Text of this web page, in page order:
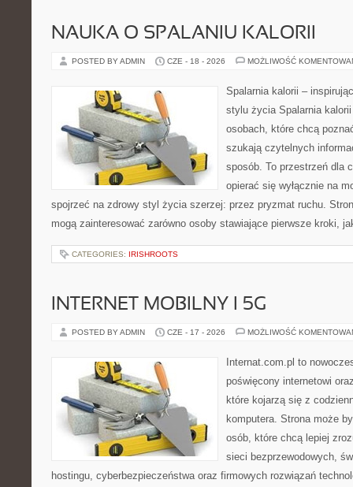
NAUKA O SPALANIU KALORII
POSTED BY ADMIN CZE - 18 - 2026 MOŻLIWOŚĆ
Spalarnia kalorii –
stylu życia Spalarnia
osobach, które chcą
szukają czytelnych
sposób. To przestrzeń dla
opierać się wyłącznie na
spojrzeć na zdrowy styl życia szerzej: przez pryzmat ruchu.
mogą zainteresować zarówno osoby stawiające pierwsze kroki,
CATEGORIES: IRISHROOTS
INTERNET MOBILNY I 5G
POSTED BY ADMIN CZE - 17 - 2026 MOŻLIWOŚĆ
Internat.com.pl to
poświęcony internetowi
które kojarzą się z
komputera. Strona może
osób, które chcą lepiej
sieci bezprzewodowych,
hostingu, cyberbezpieczeństwa oraz firmowych rozwiązań